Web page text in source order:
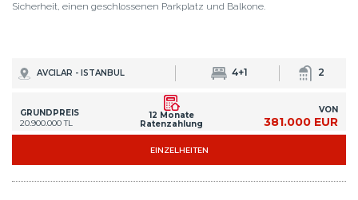
Sicherheit, einen geschlossenen Parkplatz und Balkone.
AVCILAR - ISTANBUL 4+1 2
GRUNDPREIS
20.900.000 TL
12 Monate
Ratenzahlung
VON
381.000 EUR
EINZELHEITEN